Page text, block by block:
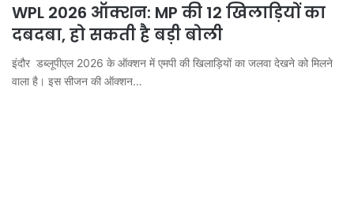
WPL 2026 ऑक्शन: MP की 12 खिलाड़ियों का
दबदबा, हो सकती है बड़ी बोली
इंदौर डब्लूपीएल 2026 के ऑक्शन में एमपी की खिलाड़ियों का जलवा देखने को मिलने
वाला है। इस सीजन की ऑक्शन…